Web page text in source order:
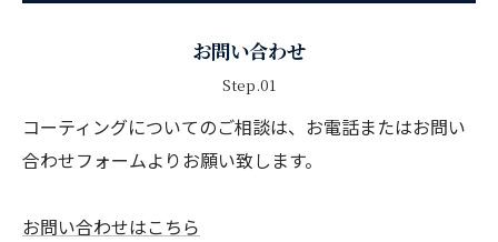
お問い合わせ
Step.01
コーティングについてのご相談は、お電話またはお問い
合わせフォームよりお願い致します。
お問い合わせはこちら